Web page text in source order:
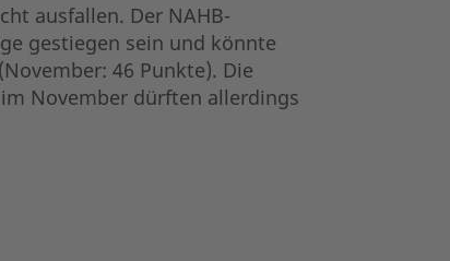
ausfallen. Der NAHB-
gestiegen sein und könnte
46 Punkte). Die
November dürften allerdings